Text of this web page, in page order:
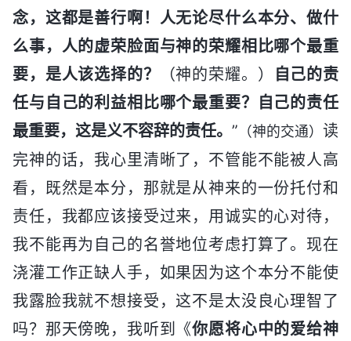
念，这都是善行啊！人无论尽什么本分、做什
么事，人的虚荣脸面与神的荣耀相比哪个最重
要，是人该选择的？
（神的荣耀。）
自己的责
任与自己的利益相比哪个最重要？自己的责任
最重要，这是义不容辞的责任。 ” （神的交通） 读
完神的话，我心里清晰了，不管能不能被人高
看，既然是本分，那就是从神来的一份托付和
责任，我都应该接受过来，用诚实的心对待，
我不能再为自己的名誉地位考虑打算了。现在
浇灌工作正缺人手，如果因为这个本分不能使
我露脸我就不想接受，这不是太没良心理智了
吗？那天傍晚，我听到《你愿将心中的爱给神